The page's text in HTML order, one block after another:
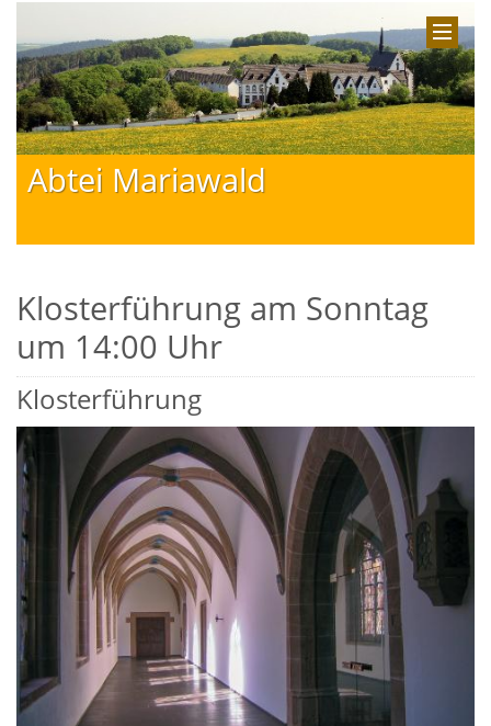
Abtei Mariawald
Klosterführung am Sonntag
um 14:00 Uhr
Klosterführung